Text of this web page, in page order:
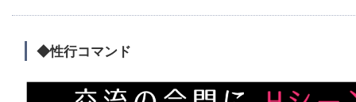
◆性行コマンド